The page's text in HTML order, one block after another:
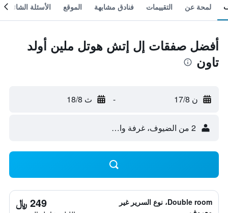
لمحة عن التقييمات فنادق مشابهة الموقع الأسئلة الشائعة
أفضل صفقات إل إتش هوتل ملين أولد
تاون
ن 17/8 - ث 18/8
2 من الضيوف، غرفة واحدة
Double room، نوع السرير غير
249 ﷼